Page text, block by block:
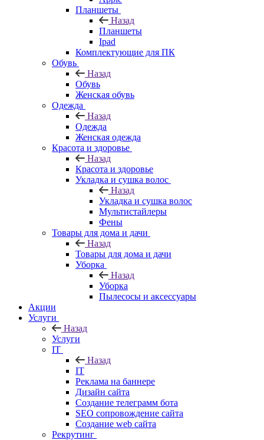
Планшеты
Назад
Планшеты
Ipad
Комплектующие для ПК
Обувь
Назад
Обувь
Женская обувь
Одежда
Назад
Одежда
Женская одежда
Красота и здоровье
Назад
Красота и здоровье
Укладка и сушка волос
Назад
Укладка и сушка волос
Мультистайлеры
Фены
Товары для дома и дачи
Назад
Товары для дома и дачи
Уборка
Назад
Уборка
Пылесосы и аксессуары
Акции
Услуги
Назад
Услуги
IT
Назад
IT
Реклама на баннере
Дизайн сайта
Создание телеграмм бота
SEO сопровождение сайта
Создание web сайта
Рекрутинг